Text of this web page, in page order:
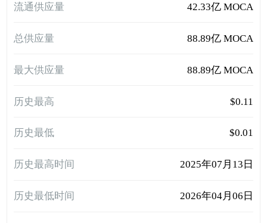
流通供应量 42.33亿 MOCA
总供应量 88.89亿 MOCA
最大供应量 88.89亿 MOCA
历史最高 $0.11
历史最低 $0.01
历史最高时间 2025年07月13日
历史最低时间 2026年04月06日